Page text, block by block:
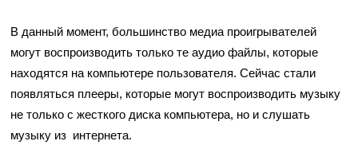
В данный момент, большинство медиа проигрывателей
могут воспроизводить только те аудио файлы, которые
находятся на компьютере пользователя. Сейчас стали
появляться плееры, которые могут воспроизводить музыку
не только с жесткого диска компьютера, но и слушать
музыку из интернета.